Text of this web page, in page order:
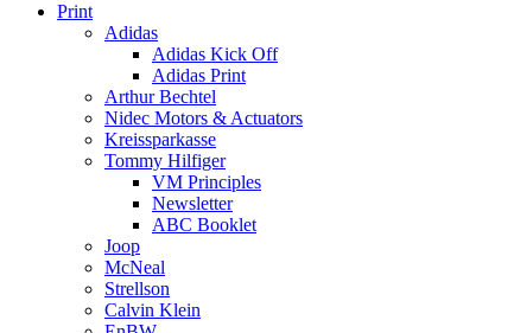
Print
Adidas
Adidas Kick Off
Adidas Print
Arthur Bechtel
Nidec Motors & Actuators
Kreissparkasse
Tommy Hilfiger
VM Principles
Newsletter
ABC Booklet
Joop
McNeal
Strellson
Calvin Klein